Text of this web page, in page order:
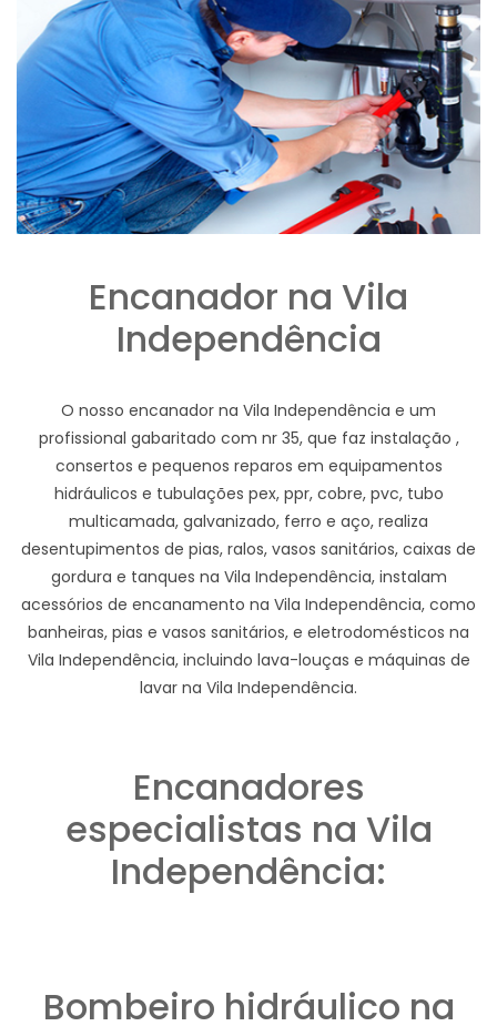
Encanador na Vila
Independência
O nosso encanador na Vila Independência e um
profissional gabaritado com nr 35, que faz instalação ,
consertos e pequenos reparos em equipamentos
hidráulicos e tubulações pex, ppr, cobre, pvc, tubo
multicamada, galvanizado, ferro e aço, realiza
desentupimentos de pias, ralos, vasos sanitários, caixas de
gordura e tanques na Vila Independência, instalam
acessórios de encanamento na Vila Independência, como
banheiras, pias e vasos sanitários, e eletrodomésticos na
Vila Independência, incluindo lava-louças e máquinas de
lavar na Vila Independência.
Encanadores
especialistas na Vila
Independência:
Bombeiro hidráulico na